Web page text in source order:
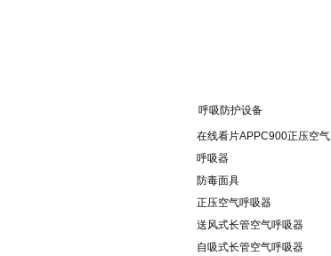
呼吸防护设备
在线看片APPC900正压空气
呼吸器
防毒面具
正压空气呼吸器
送风式长管空气呼吸器
自吸式长管空气呼吸器